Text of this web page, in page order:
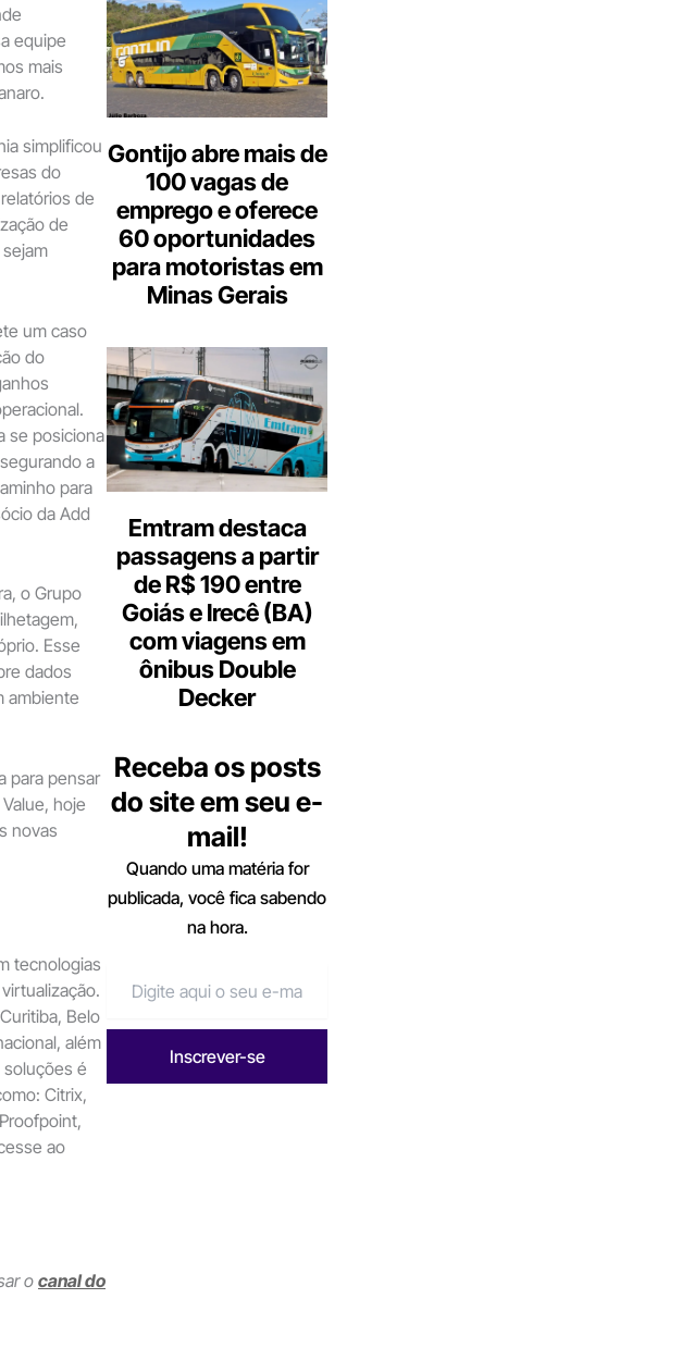
equipe
mais
simplificou
do
de
de
um caso
do
se posiciona
a
para
da Add
o Grupo
Esse
dados
ambiente
para pensar
hoje
novas
tecnologias
Belo
além
é
Citrix,
ao
ocanal do
Gontijo abre mais de
100 vagas de
emprego e oferece
60 oportunidades
para motoristas em
Minas Gerais
Emtram destaca
passagens a partir
de R$ 190 entre
Goiás e Irecê (BA)
com viagens em
ônibus Double
Decker
Receba os posts
do site em seu e-
mail!
Quando uma matéria for
publicada, você fica sabendo
na hora.
Inscrever-se